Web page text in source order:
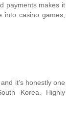
payments makes it
into casino games,
it’s honestly one
Korea. Highly